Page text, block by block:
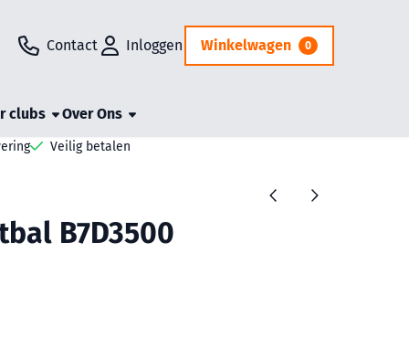
Contact Inloggen Winkelwagen 0
clubs Over Ons
Veilig betalen
B7D3500